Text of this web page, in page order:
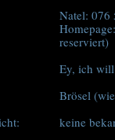
Natel: 076
reserviert)
Ey, ich
Brösel
keine